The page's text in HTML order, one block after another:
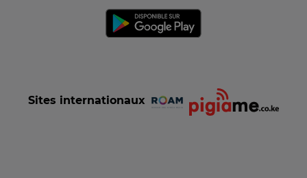
Sites internationaux